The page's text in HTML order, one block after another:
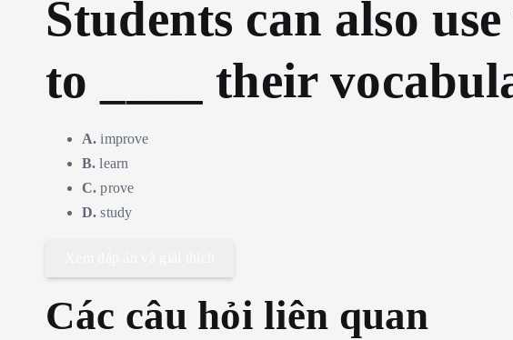
Students can also
to ____ their
A. improve
B. learn
C. prove
D. study
Các câu hỏi liên quan